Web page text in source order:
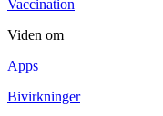
Vaccination
Viden om
Apps
Bivirkninger